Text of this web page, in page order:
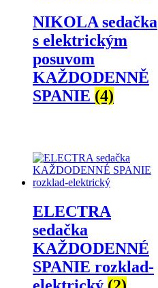
NIKOLA sedačka
s elektrickým
posuvom
KAŽDODENNĚ
SPANIE (4)
ELECTRA
sedačka
KAŽDODENNÉ
SPANIE rozklad-